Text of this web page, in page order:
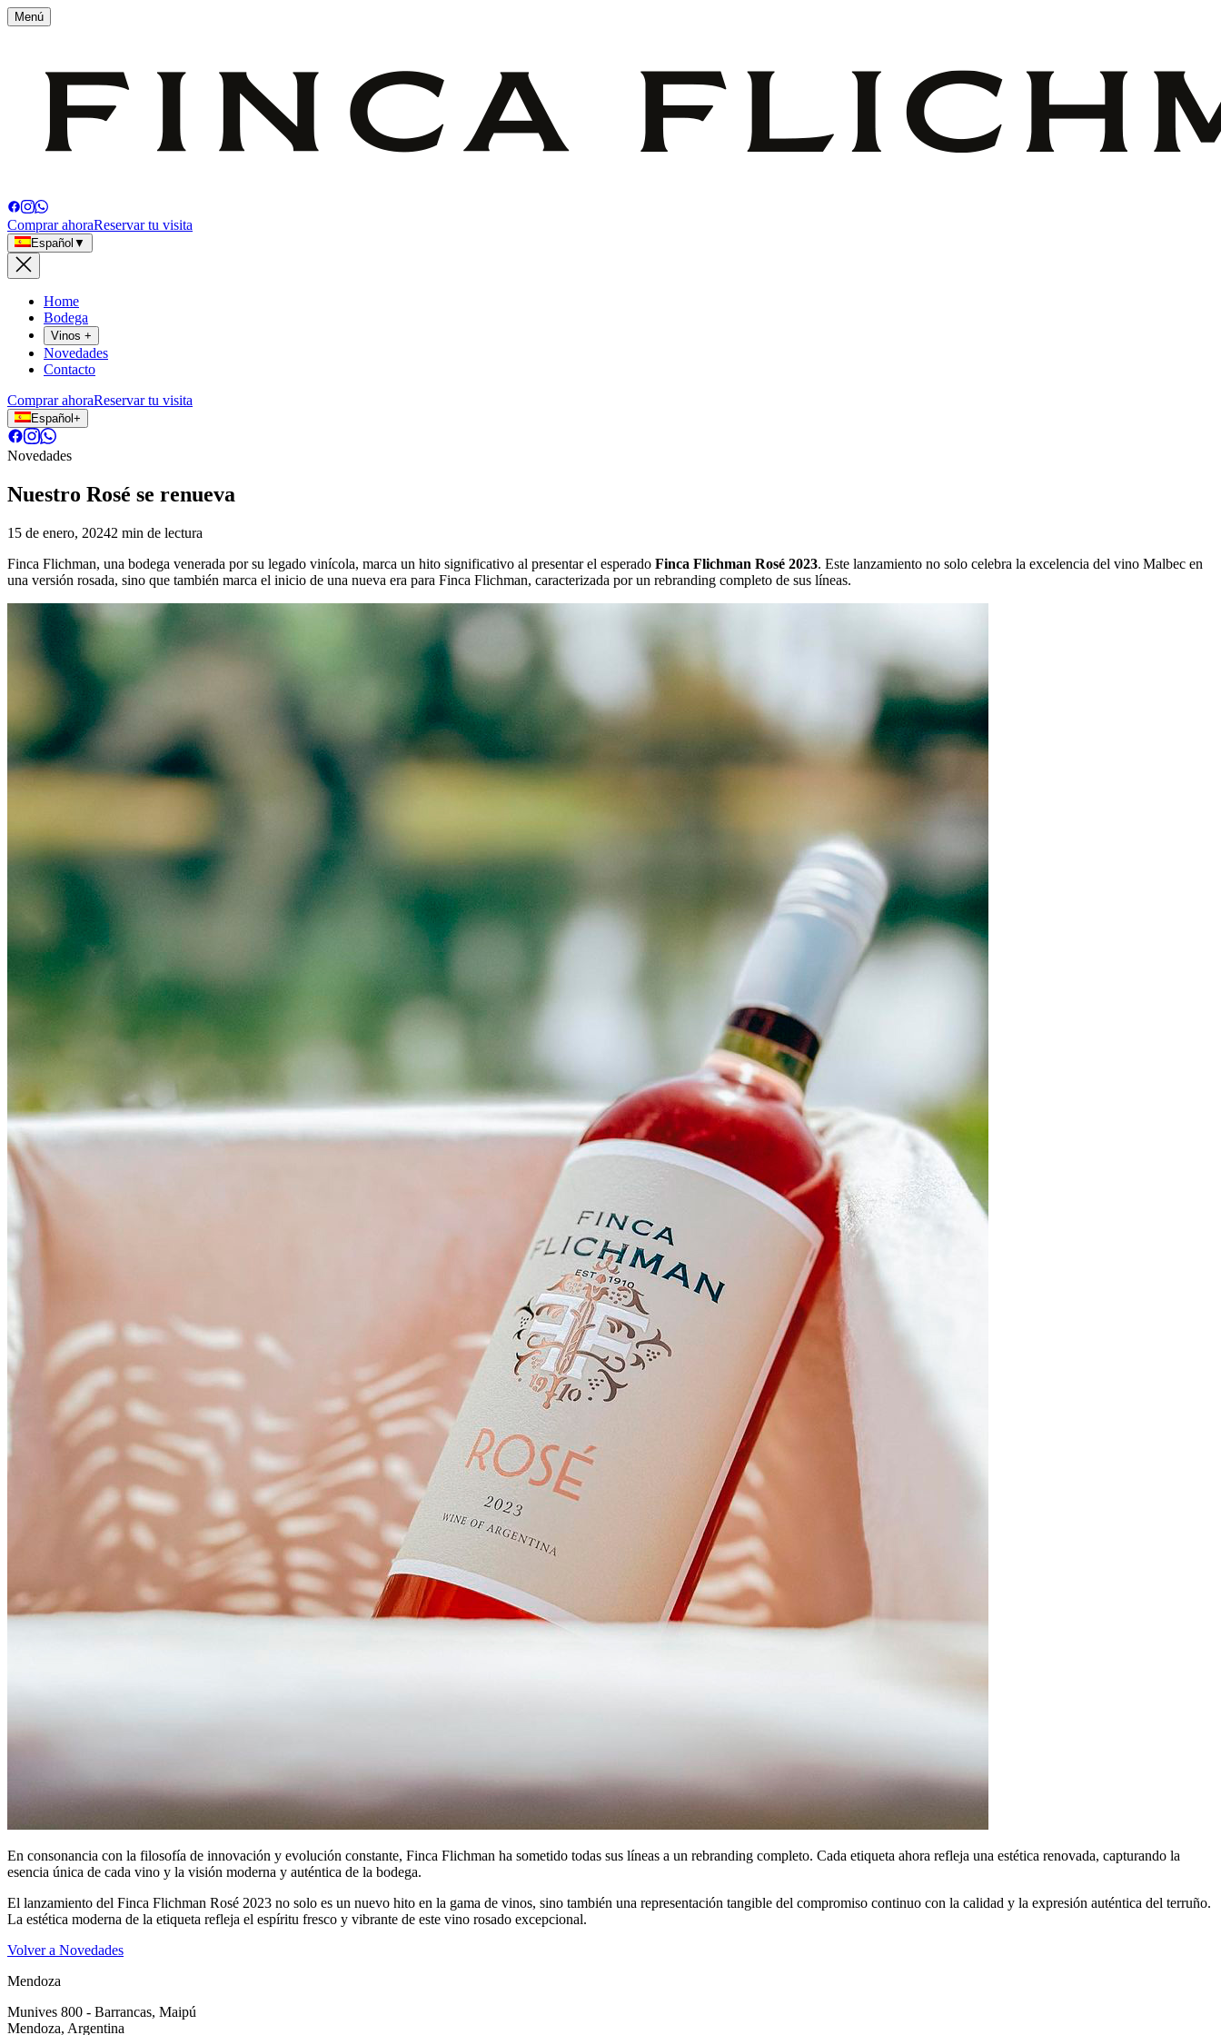
Menú
Comprar ahoraReservar tu visita
Español ▼
Home
Bodega
Vinos +
Novedades
Contacto
Comprar ahoraReservar tu visita
Español +
Novedades
Nuestro Rosé se renueva
15 de enero, 20242 min de lectura
Finca Flichman, una bodega venerada por su legado vinícola, marca un hito significativo al presentar el esperado Finca Flichman Rosé 2023. Este lanzamiento no solo celebra la excelencia del vino Malbec en
una versión rosada, sino que también marca el inicio de una nueva era para Finca Flichman, caracterizada por un rebranding completo de sus líneas.
En consonancia con la filosofía de innovación y evolución constante, Finca Flichman ha sometido todas sus líneas a un rebranding completo. Cada etiqueta ahora refleja una estética renovada, capturando la
esencia única de cada vino y la visión moderna y auténtica de la bodega.
El lanzamiento del Finca Flichman Rosé 2023 no solo es un nuevo hito en la gama de vinos, sino también una representación tangible del compromiso continuo con la calidad y la expresión auténtica del terruño.
La estética moderna de la etiqueta refleja el espíritu fresco y vibrante de este vino rosado excepcional.
Volver a Novedades
Mendoza
Munives 800 - Barrancas, Maipú
Mendoza, Argentina